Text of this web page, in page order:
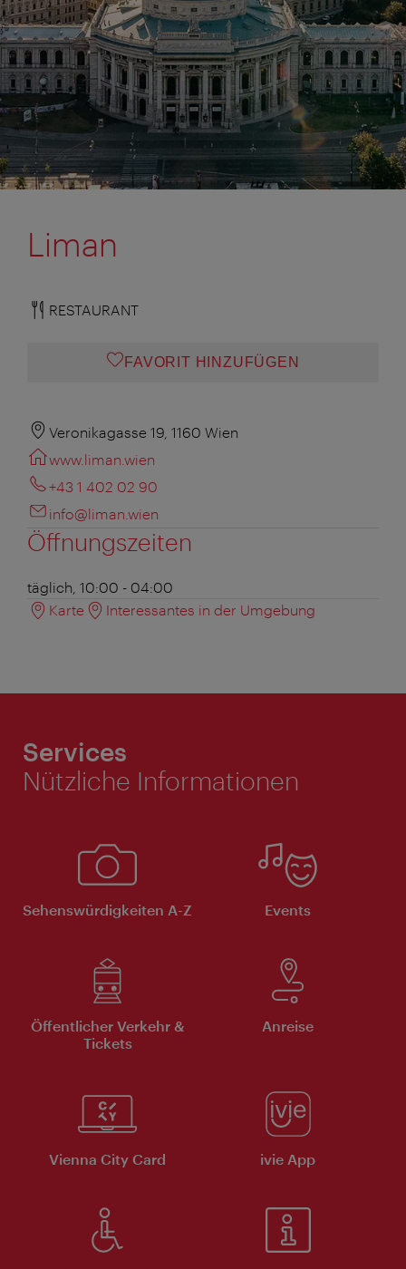
Liman
RESTAURANT
FAVORIT HINZUFÜGEN
Veronikagasse 19, 1160 Wien
www.liman.wien
+43 1 402 02 90
info@liman.wien
Öffnungszeiten
täglich, 10:00 - 04:00
Karte
Interessantes in der Umgebung
Services
Nützliche Informationen
Sehenswürdigkeiten A-Z Events
Öffentlicher Verkehr &
Tickets
Anreise
Vienna City Card ivie App